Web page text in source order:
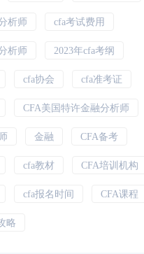
析师 cfa考试费用
析师 2023年cfa考纲
cfa协会 cfa准考证
CFA美国特许金融分析师
金融 CFA备考
cfa教材 CFA培训机构
cfa报名时间 CFA课程
略